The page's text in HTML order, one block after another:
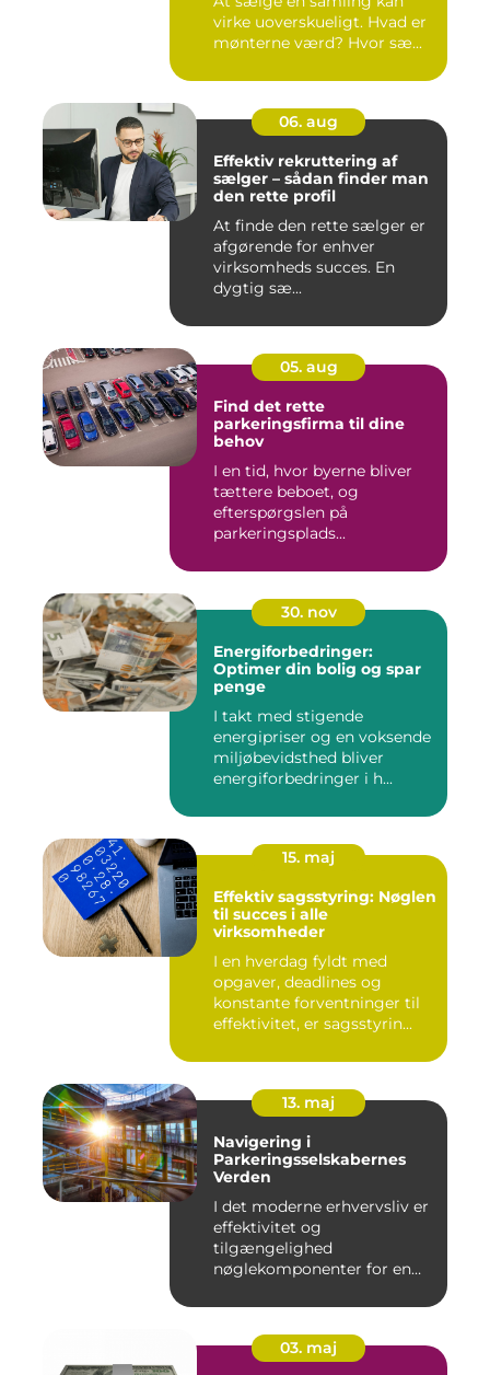
virke uoverskueligt. Hvad er
mønterne værd? Hvor sæ...
06. aug
Effektiv rekruttering af
sælger – sådan finder man
den rette profil
At finde den rette sælger er
afgørende for enhver
virksomheds succes. En
dygtig sæ...
05. aug
Find det rette
parkeringsfirma til dine
behov
I en tid, hvor byerne bliver
tættere beboet, og
efterspørgslen på
parkeringsplads...
30. nov
Energiforbedringer:
Optimer din bolig og spar
penge
I takt med stigende
energipriser og en voksende
miljøbevidsthed bliver
energiforbedringer i h...
15. maj
Effektiv sagsstyring: Nøglen
til succes i alle
virksomheder
I en hverdag fyldt med
opgaver, deadlines og
konstante forventninger til
effektivitet, er sagsstyrin...
13. maj
Navigering i
Parkeringsselskabernes
Verden
I det moderne erhvervsliv er
effektivitet og
tilgængelighed
nøglekomponenter for en
03. maj